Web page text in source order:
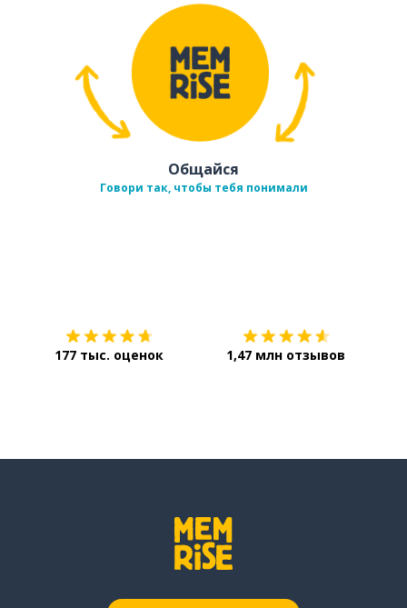
Общайся
Говори так, чтобы тебя понимали
177 тыс. оценок 1,47 млн отзывов